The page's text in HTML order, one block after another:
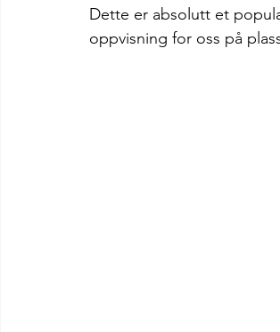
Dette er absolutt et
oppvisning for oss på